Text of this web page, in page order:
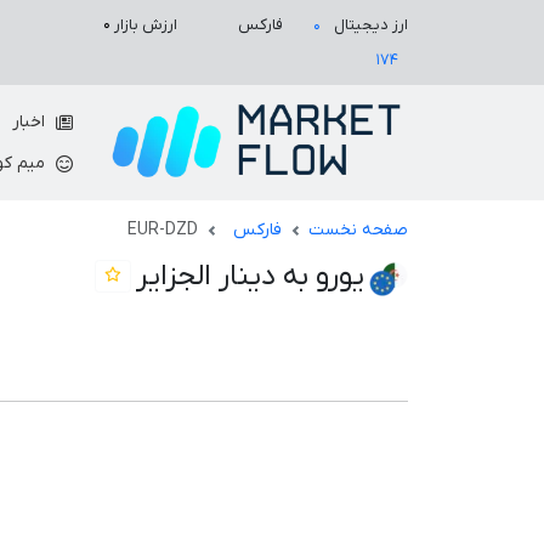
ارز دیجیتال ۰
فارکس
۱۷۴
ارزش بازار ۰
اخبار
میم
صفحه نخست فارکس EUR-DZD
یورو به دینار الجزایر